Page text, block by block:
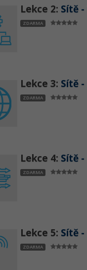
Lekce 2: Sítě
ZDARMA
Lekce 3: Sítě
ZDARMA
Lekce 4: Sítě
ZDARMA
Lekce 5: Sítě
ZDARMA